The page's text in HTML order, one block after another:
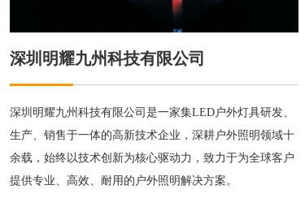
深圳明耀九州科技有限公司
深圳明耀九州科技有限公司是一家集LED户外灯具研发、
生产、销售于一体的高新技术企业，深耕户外照明领域十
余载，始终以技术创新为核心驱动力，致力于为全球客户
提供专业、高效、耐用的户外照明解决方案。